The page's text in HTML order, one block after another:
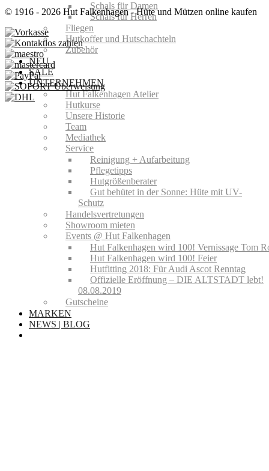
Schals für Damen
Schals für Herren
Fliegen
Hutkoffer und Hutschachteln
Zubehör
NEU
SALE
UNTERNEHMEN
Hut Falkenhagen Atelier
Hutkurse
Unsere Historie
Team
Mediathek
Service
Reinigung + Aufarbeitung
Pflegetipps
Hutgrößenberater
Gut behütet in der Sonne: Hüte mit UV-
Schutz
Handelsvertretungen
Showroom mieten
Events @ Hut Falkenhagen
Hut Falkenhagen wird 100! Vernissage Tom
Hut Falkenhagen wird 100! Feier
Hutfitting 2018: Für Audi Ascot Renntag
Offizielle Eröffnung – DIE ALTSTADT lebt!
08.08.2019
Gutscheine
MARKEN
NEWS | BLOG
© 1916 - 2026 Hut Falkenhagen - Hüte und Mützen online kaufen